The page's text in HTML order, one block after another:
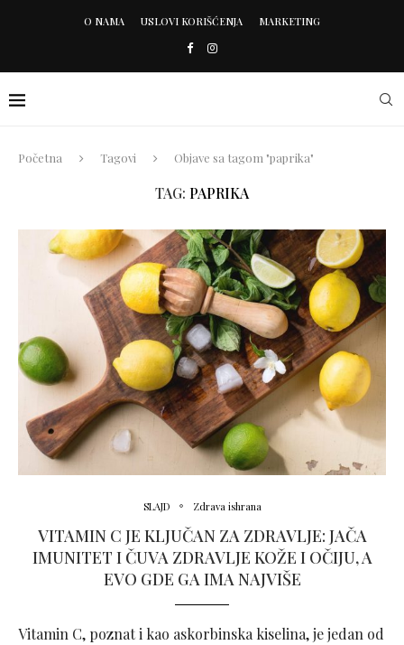
O NAMA USLOVI KORIŠĆENJA MARKETING
Početna Tagovi Objave sa tagom "paprika"
TAG: PAPRIKA
SLAJD Zdrava ishrana
VITAMIN C JE KLJUČAN ZA ZDRAVLJE: JAČA
IMUNITET I ČUVA ZDRAVLJE KOŽE I OČIJU, A
EVO GDE GA IMA NAJVIŠE
Vitamin C, poznat i kao askorbinska kiselina, je jedan od